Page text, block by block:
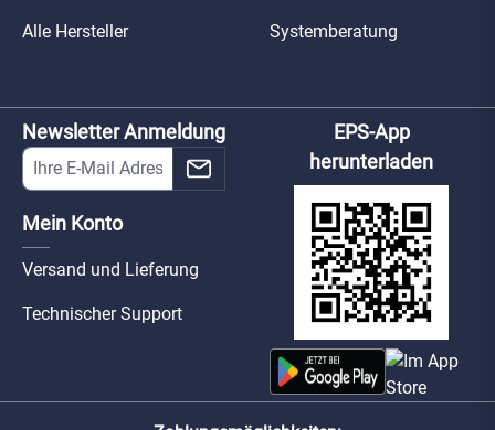
Alle Hersteller Systemberatung
Newsletter Anmeldung
Mein Konto
Versand und Lieferung
Technischer Support
EPS-App
herunterladen